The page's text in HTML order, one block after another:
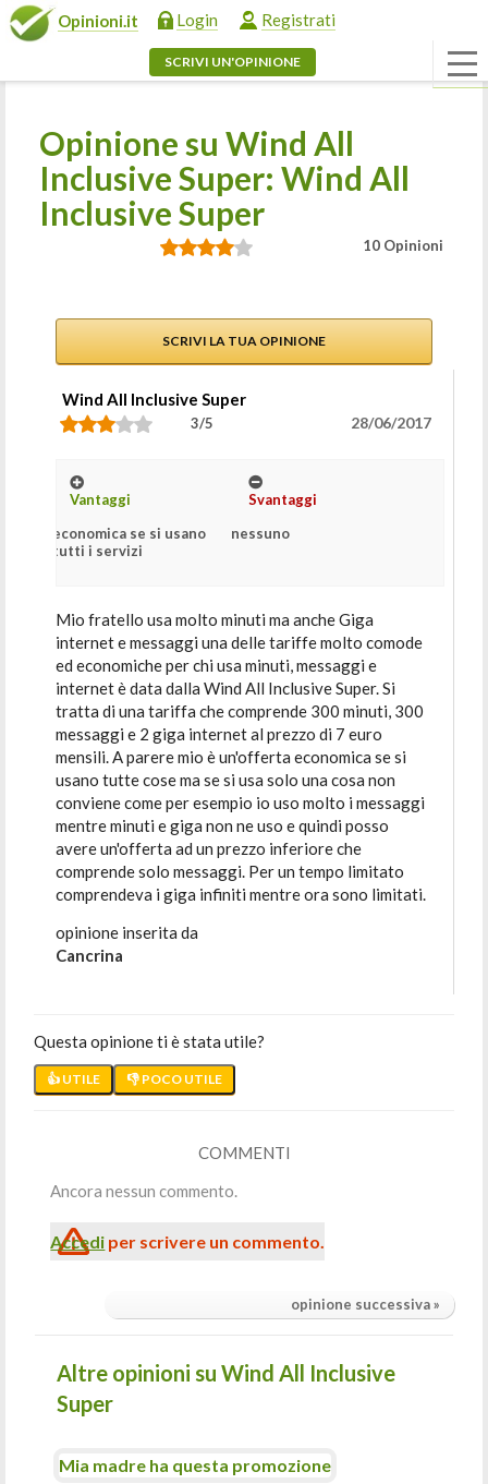
Opinioni.it Login Registrati
SCRIVI UN'OPINIONE
Opinione su Wind All
Inclusive Super: Wind All
Inclusive Super
10 Opinioni
SCRIVI LA TUA OPINIONE
Wind All Inclusive Super
3/5 28/06/2017
Vantaggi
economica se si usano
tutti i servizi
Svantaggi
nessuno
Mio fratello usa molto minuti ma anche Giga
internet e messaggi una delle tariffe molto comode
ed economiche per chi usa minuti, messaggi e
internet è data dalla Wind All Inclusive Super. Si
tratta di una tariffa che comprende 300 minuti, 300
messaggi e 2 giga internet al prezzo di 7 euro
mensili. A parere mio è un'offerta economica se si
usano tutte cose ma se si usa solo una cosa non
conviene come per esempio io uso molto i messaggi
mentre minuti e giga non ne uso e quindi posso
avere un'offerta ad un prezzo inferiore che
comprende solo messaggi. Per un tempo limitato
comprendeva i giga infiniti mentre ora sono limitati.
opinione inserita da
Cancrina
Questa opinione ti è stata utile?
👍 UTILE 👎 POCO UTILE
COMMENTI
Ancora nessun commento.
Accedi per scrivere un commento.
opinione successiva »
Altre opinioni su Wind All Inclusive
Super
Mia madre ha questa promozione